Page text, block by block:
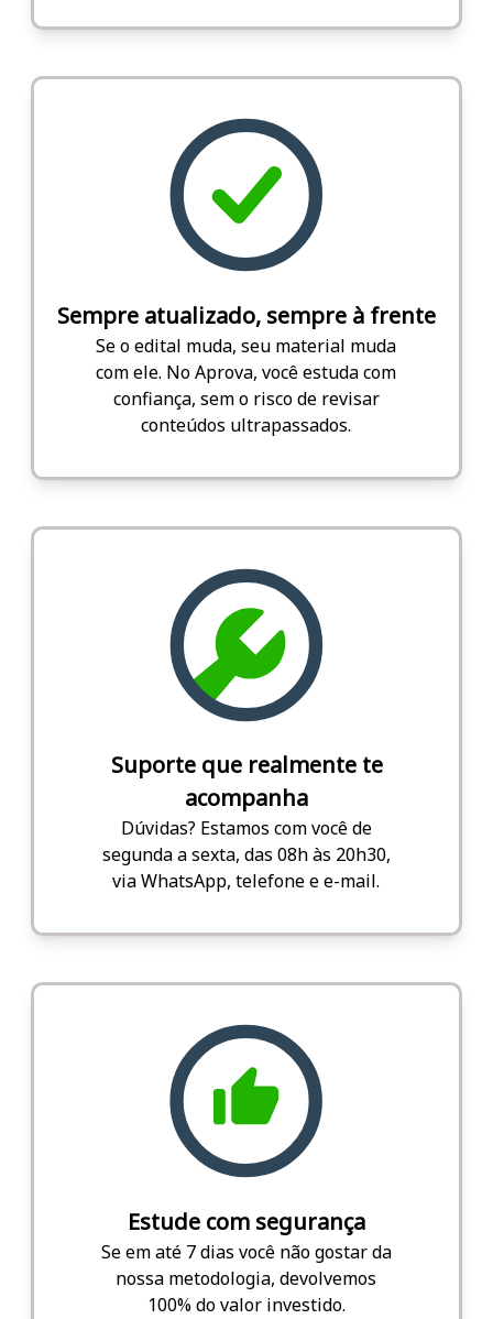
Sempre atualizado, sempre à frente
Se o edital muda, seu material muda
com ele. No Aprova, você estuda com
confiança, sem o risco de revisar
conteúdos ultrapassados.
Suporte que realmente te
acompanha
Dúvidas? Estamos com você de
segunda a sexta, das 08h às 20h30,
via WhatsApp, telefone e e-mail.
Estude com segurança
Se em até 7 dias você não gostar da
nossa metodologia, devolvemos
100% do valor investido.